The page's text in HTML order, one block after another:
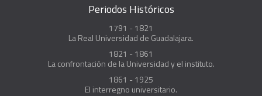
Periodos Históricos
1791 - 1821
La Real Universidad de Guadalajara.
1821 - 1861
La confrontación de la Universidad y el instituto.
1861 - 1925
El interregno universitario.